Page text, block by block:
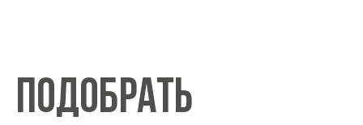
ПОДОБРАТЬ